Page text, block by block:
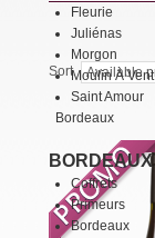
Fleurie
Juliénas
Morgon
Moulin À Vent
Saint Amour
Bordeaux
BORDEAUX
Coffrets
Primeurs
Bordeaux
Sort